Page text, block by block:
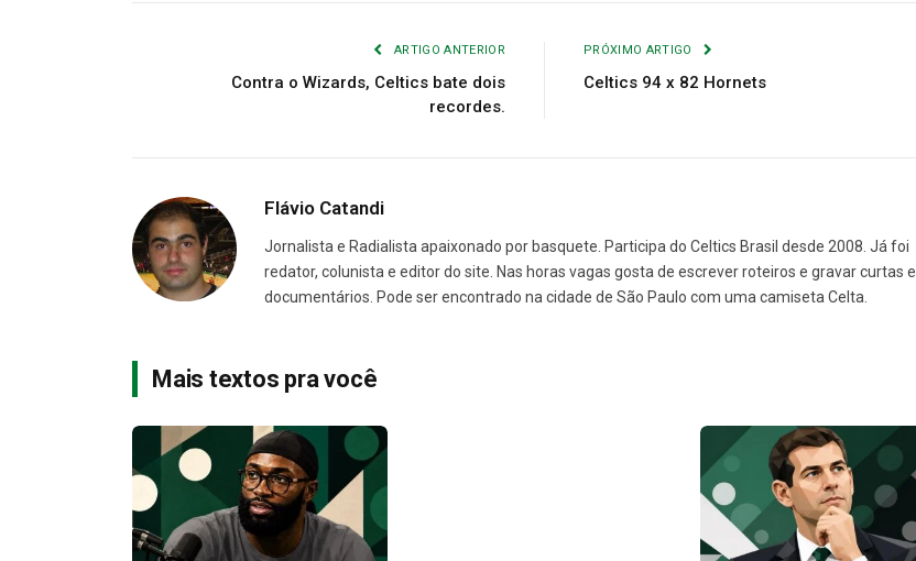
ARTIGO ANTERIOR
Contra o Wizards, Celtics bate dois
recordes.
PRÓXIMO ARTIGO
Celtics 94 x 82 Hornets
Flávio Catandi
Jornalista e Radialista apaixonado por basquete. Participa do Celtics Brasil desde 2008. Já foi
redator, colunista e editor do site. Nas horas vagas gosta de escrever roteiros e gravar curtas e
documentários. Pode ser encontrado na cidade de São Paulo com uma camiseta Celta.
Mais textos pra você